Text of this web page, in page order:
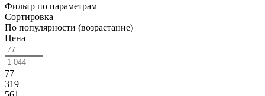
Фильтр по параметрам
Сортировка
По популярности (возрастание)
Цена
77
319